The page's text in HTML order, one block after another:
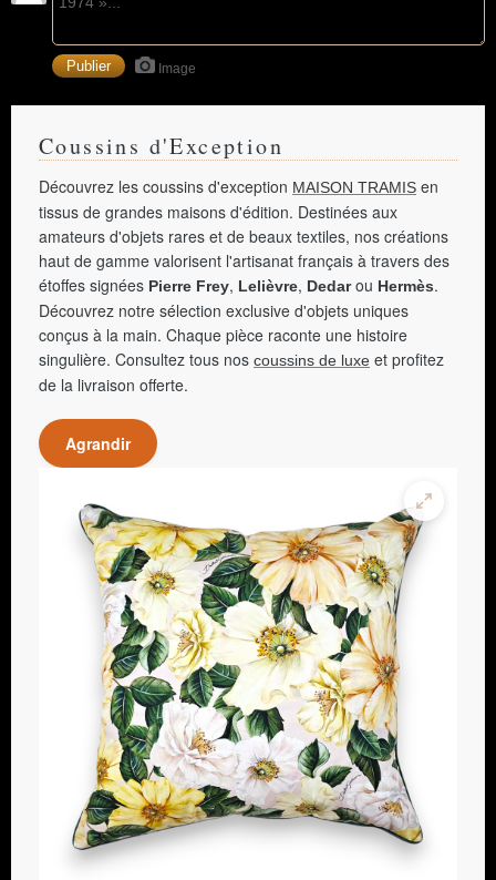
Image
Coussins d'Exception
Découvrez les coussins d'exception MAISON TRAMIS en
tissus de grandes maisons d'édition. Destinées aux
amateurs d'objets rares et de beaux textiles, nos créations
haut de gamme valorisent l'artisanat français à travers des
étoffes signées Pierre Frey, Lelièvre, Dedarou Hermès.
Découvrez notre sélection exclusive d'objets uniques
conçus à la main. Chaque pièce raconte une histoire
singulière. Consultez tous nos coussins de luxe et profitez
de la livraison offerte.
Agrandir